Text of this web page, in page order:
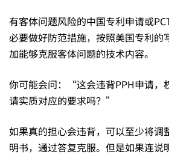
有客体问题风险的中国专利申请或
必要做好防范措施，按照美国专利的
加能够克服客体问题的技术内容。
你可能会问：“这会违背PPH申请，
请实质对应的要求吗？”
如果真的担心会违背，可以至少将调
明书，通过答复克服。但是如果连说